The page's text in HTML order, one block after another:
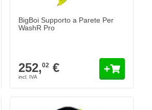
BigBoi Supporto a Parete Per
WashR Pro
252,02 €